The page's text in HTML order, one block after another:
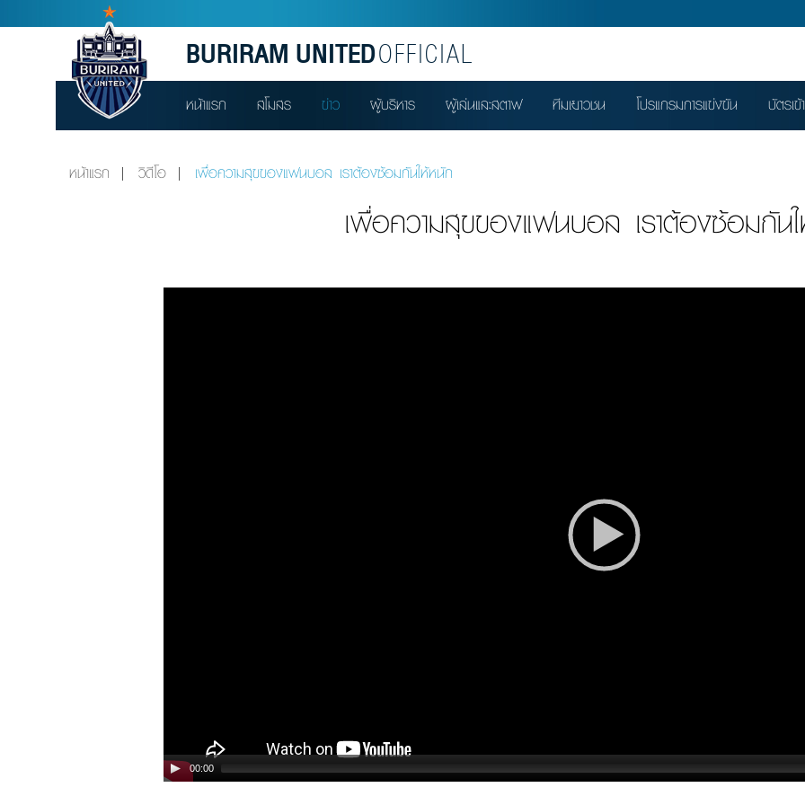
BURIRAM UNITEDOFFICIAL
หน้าแรก สโมสร ข่าว ผู้บริหาร ผู้เล่นและสตาฟ ทีมเยาวชน โปรแกรมการแข่งขัน บัตรเข้
หน้าแรก วิดีโอ เพื่อความสุขของแฟนบอล เราต้องซ้อมกันให้หนัก
เพื่อความสุขของแฟนบอล เราต้องซ้อมกัน
00:00